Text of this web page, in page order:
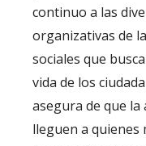
continuo a las
organizativas de
sociales que
vida de los
asegura de que la
lleguen a quienes